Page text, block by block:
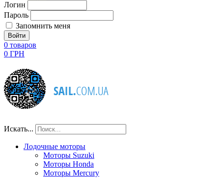
Логин
Пароль
Запомнить меня
0 товаров
0 ГРН
Искать...
Лодочные моторы
Моторы Suzuki
Моторы Honda
Моторы Mercury